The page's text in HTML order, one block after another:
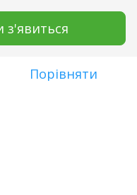
з'явиться
Порівняти